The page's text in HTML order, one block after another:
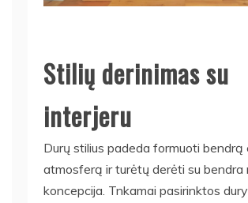
Stilių derinimas su
interjeru
Durų stilius padeda formuoti bendrą
atmosferą ir turėtų derėti su bendra
koncepcija. Tnkamai pasirinktos